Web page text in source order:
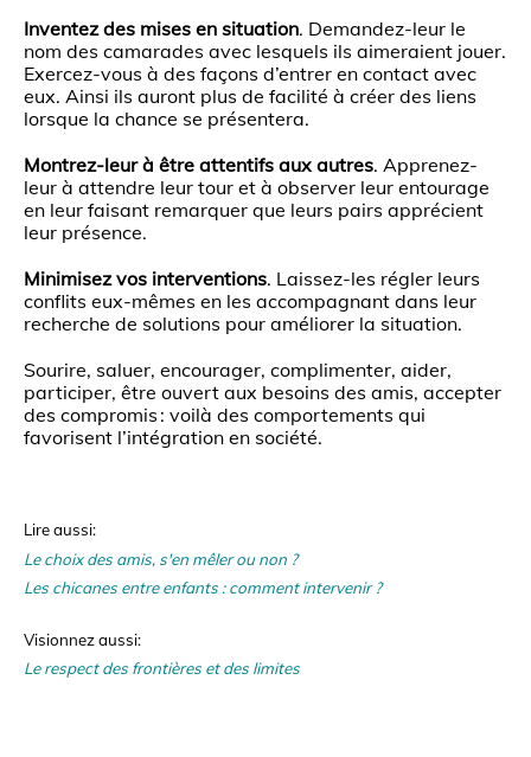
Inventez des mises en situation. Demandez-leur le
nom des camarades avec lesquels ils aimeraient jouer.
Exercez-vous à des façons d’entrer en contact avec
eux. Ainsi ils auront plus de facilité à créer des liens
lorsque la chance se présentera.
Montrez-leur à être attentifs aux autres. Apprenez-
leur à attendre leur tour et à observer leur entourage
en leur faisant remarquer que leurs pairs apprécient
leur présence.
Minimisez vos interventions. Laissez-les régler leurs
conflits eux-mêmes en les accompagnant dans leur
recherche de solutions pour améliorer la situation.
Sourire, saluer, encourager, complimenter, aider,
participer, être ouvert aux besoins des amis, accepter
des compromis : voilà des comportements qui
favorisent l’intégration en société.
Lire aussi:
Le choix des amis, s'en mêler ou non ?
Les chicanes entre enfants : comment intervenir ?
Visionnez aussi:
Le respect des frontières et des limites